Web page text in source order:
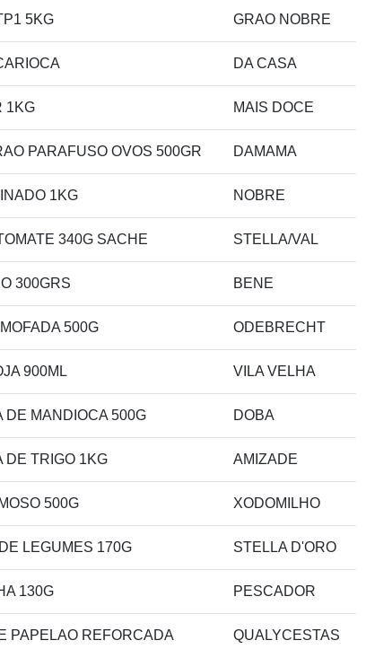
5KG GRAO NOBRE
DA CASA
1KG MAIS DOCE
PARAFUSO OVOS 500GR DAMAMA
1KG NOBRE
340G SACHE STELLA/VAL
300GRS BENE
500G ODEBRECHT
900ML VILA VELHA
DE MANDIOCA 500G DOBA
DE TRIGO 1KG AMIZADE
500G XODOMILHO
LEGUMES 170G STELLA D'ORO
130G PESCADOR
PAPELAO REFORCADA QUALYCESTAS